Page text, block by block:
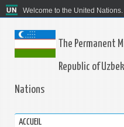
Welcome to the United
The Permanent
Republic of
Nations
ACCUEIL